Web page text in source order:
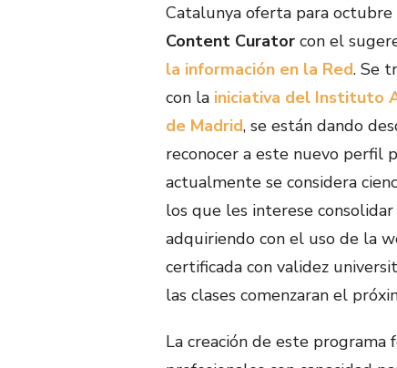
Catalunya oferta para
Content Curator con el
la información en la Red. Se
con la iniciativa del Instituto
de Madrid, se están dando
reconocer a este nuevo perfil
actualmente se considera
los que les interese
adquiriendo con el uso de la
certificada con validez
las clases comenzaran el
La creación de este